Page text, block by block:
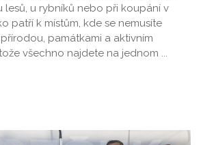
lesů, u rybníků nebo při koupání v
patří k místům, kde se nemusíte
památkami a aktivním
všechno najdete na jednom ...